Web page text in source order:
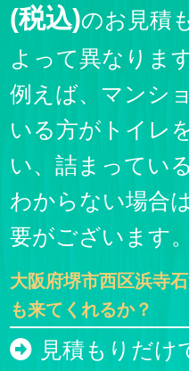
(税込)のお見積
よって異なります
例えば、マンシ
いる方がトイレ
い、詰まってい
わからない場合
要がございます。
大阪府堺市西区浜寺
も来てくれるか？
見積もりだけ